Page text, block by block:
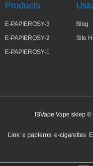
Products
E-PAPIEROSY-3
E-PAPIEROSY-2
E-PAPIEROSY-1
Blog
Site
IBVape Vape sklep
Link: e papieros e-cigarettes